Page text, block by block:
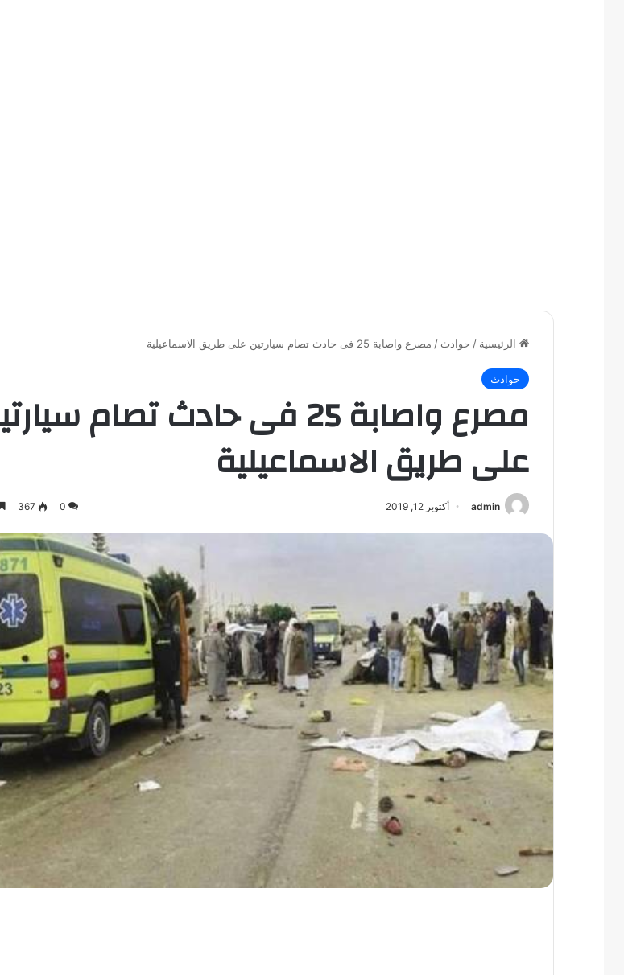
الرئيسية / حوادث / مصرع واصابة 25 فى حادث تصام سيارتين على طريق الاسماعيلية
حوادث
مصرع واصابة 25 فى حادث تصام
على طريق الاسماعيلية
admin أكتوبر 12, 2019 0
367